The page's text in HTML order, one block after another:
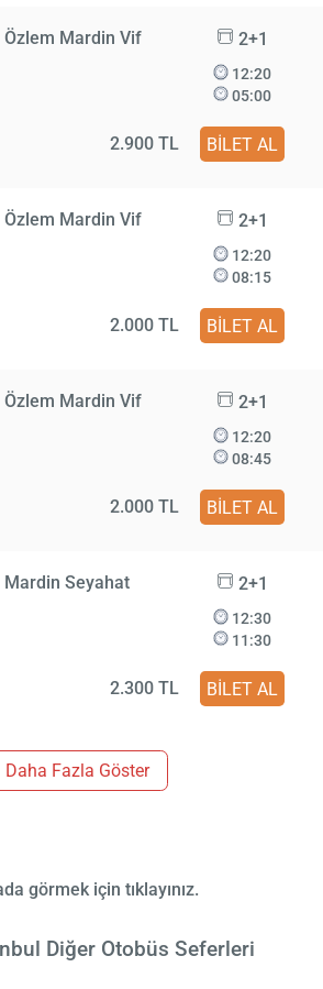
Özlem Mardin Vif 2+1
12:20
05:00
2.900 TL BİLET AL
Özlem Mardin Vif 2+1
12:20
08:15
2.000 TL BİLET AL
Özlem Mardin Vif 2+1
12:20
08:45
2.000 TL BİLET AL
Mardin Seyahat 2+1
12:30
11:30
2.300 TL BİLET AL
Daha Fazla Göster
görmek için tıklayınız.
Diğer Otobüs Seferleri